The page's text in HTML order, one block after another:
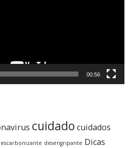
00:56
cuidado cuidados
desengripante Dicas